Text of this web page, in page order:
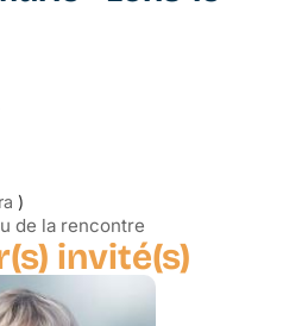
)
de la rencontre
invité(s)